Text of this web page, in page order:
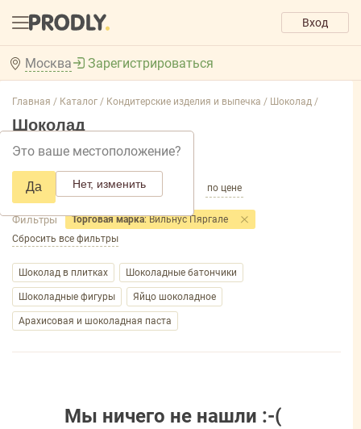
Вход
Москва
Это ваше местоположение?
Да Нет, изменить
Зарегистрироваться
Главная / Каталог / Кондитерские изделия и выпечка / Шоколад /
Шоколад
Добавить фильтр товаров
по популярности по названию по цене
Фильтры Торговая марка: Вильнус Пяргале
Сбросить все фильтры
Шоколад в плитках Шоколадные батончики
Шоколадные фигуры Яйцо шоколадное
Арахисовая и шоколадная паста
Мы ничего не нашли :-(